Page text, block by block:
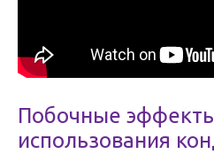
Побочные
использования